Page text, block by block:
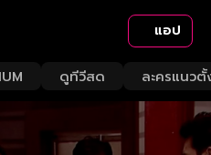
แอป
ดูทีวีสด ละครแนวตั้